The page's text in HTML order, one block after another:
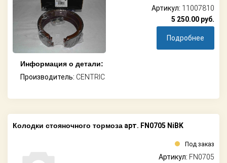
Информация о детали:
Производитель: CENTRIC
Артикул: 11007810
5 250.00 руб.
Подробнее
Колодки стояночного тормоза арт. FN0705 NiBK
Под заказ
Артикул: FN0705